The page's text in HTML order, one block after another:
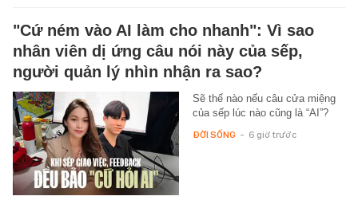
"Cứ ném vào AI làm cho nhanh": Vì sao
nhân viên dị ứng câu nói này của sếp,
người quản lý nhìn nhận ra sao?
Sẽ thế nào nếu câu cửa miệng
của sếp lúc nào cũng là “AI”?
ĐỜI SỐNG - 6 giờ trước